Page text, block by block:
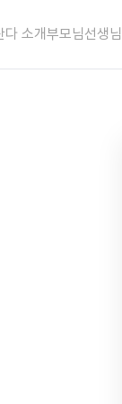
다 소개부모님선생님